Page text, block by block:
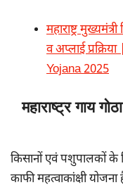
महाराष्ट्र
व अप्लाई
Yojana 2025
महाराष्ट्र गाय
किसानों एवं पशुपालकों के
काफी महत्वाकांक्षी